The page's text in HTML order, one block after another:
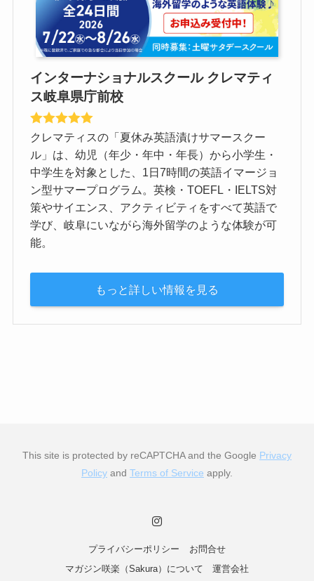
インターナショナルスクール クレマティ
ス岐阜県庁前校
クレマティスの「夏休み英語漬けサマースクー
ル」は、幼児（年少・年中・年長）から小学生・
中学生を対象とした、1日7時間の英語イマージョ
ン型サマープログラム。英検・TOEFL・IELTS対
策やサイエンス、アクティビティをすべて英語で
学び、岐阜にいながら海外留学のような体験が可
能。
もっと詳しい情報を見る
This site is protected by reCAPTCHA and the Google Privacy
Policy and Terms of Service apply.
プライバシーポリシー
お問合せ
マガジン咲楽（Sakura）について
運営会社